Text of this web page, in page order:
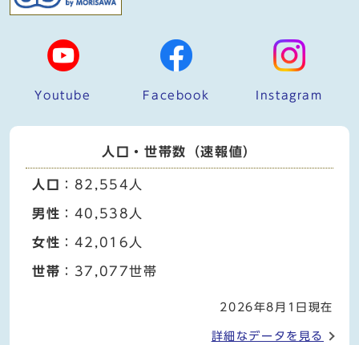
Youtube Facebook Instagram
人口・世帯数（速報値）
人口 ：82,554人
男性 ：40,538人
女性 ：42,016人
世帯 ：37,077世帯
2026年8月1日現在
詳細なデータを見る